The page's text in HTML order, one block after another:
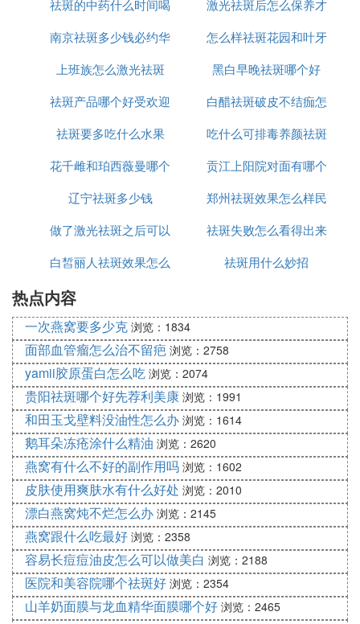
祛斑好
祛斑的中药什么时间喝
最好
激光祛斑后怎么保养才
恢复的好
南京祛斑多少钱必约华
美n高效
怎么样祛斑花园和叶牙
上班族怎么激光祛斑
黑白早晚祛斑哪个好
祛斑产品哪个好受欢迎
美姿尔
白醋祛斑破皮不结痂怎
么办
祛斑要多吃什么水果
吃什么可排毒养颜祛斑
花千雌和珀西薇曼哪个
祛斑好用
贡江上阳院对面有哪个
店可以祛斑
辽宁祛斑多少钱
郑州祛斑效果怎么样民
众听过美莱
做了激光祛斑之后可以
吃什么
祛斑失败怎么看得出来
白皙丽人祛斑效果怎么
祛斑用什么妙招
热点内容
一次燕窝要多少克 浏览：1834
面部血管瘤怎么治不留疤 浏览：2758
yamii胶原蛋白怎么吃 浏览：2074
贵阳祛斑哪个好先荐利美康 浏览：1991
和田玉戈壁料没油性怎么办 浏览：1614
鹅耳朵冻疮涂什么精油 浏览：2620
燕窝有什么不好的副作用吗 浏览：1602
皮肤使用爽肤水有什么好处 浏览：2010
漂白燕窝炖不烂怎么办 浏览：2145
燕窝跟什么吃最好 浏览：2358
容易长痘痘油皮怎么可以做美白 浏览：2188
医院和美容院哪个祛斑好 浏览：2354
山羊奶面膜与龙血精华面膜哪个好 浏览：2465